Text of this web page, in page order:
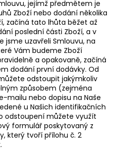
jejímž předmětem je
Zboží nebo dodání několika
začíná tato lhůta běžet až
poslední části Zboží, a v
jsme uzavřeli Smlouvu, na
Vám budeme Zboží
a opakovaně, začíná
dodání první dodávky. Od
odstoupit jakýmkoliv
způsobem (zejména
mailu nebo dopisu na Naše
u Našich identifikačních
odstoupení můžete využít
formulář poskytovaný z
který tvoří přílohu č. 2